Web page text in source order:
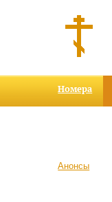
Номера
Анонсы